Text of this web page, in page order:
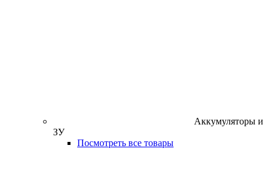
Аккумуляторы и
ЗУ
Посмотреть все товары